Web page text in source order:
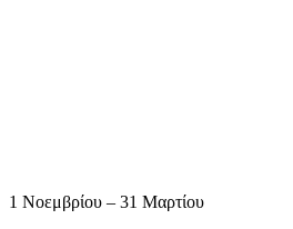
1 Νοεμβρίου – 31 Μαρτίου